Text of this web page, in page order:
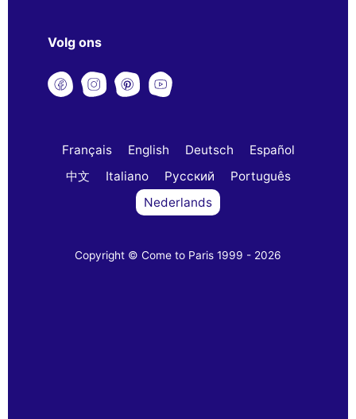
Volg ons
Français English Deutsch
Español
中文
Italiano Русский
Português
Nederlands
Copyright © Come to Paris 1999 - 2026